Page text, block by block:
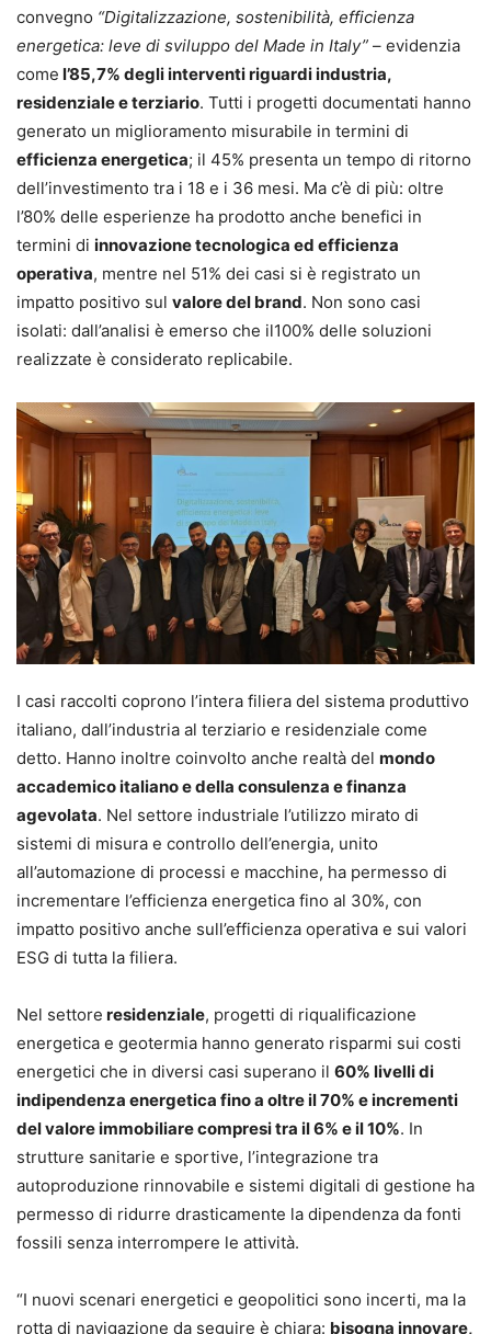
convegno “Digitalizzazione, sostenibilità, efficienza
energetica: leve di sviluppo del Made in Italy” – evidenzia
come l’85,7% degli interventi riguardi industria,
residenziale e terziario. Tutti i progetti documentati hanno
generato un miglioramento misurabile in termini di
efficienza energetica; il 45% presenta un tempo di ritorno
dell’investimento tra i 18 e i 36 mesi. Ma c’è di più: oltre
l’80% delle esperienze ha prodotto anche benefici in
termini di innovazione tecnologica ed efficienza
operativa, mentre nel 51% dei casi si è registrato un
impatto positivo sul valore del brand. Non sono casi
isolati: dall’analisi è emerso che il100% delle soluzioni
realizzate è considerato replicabile.
I casi raccolti coprono l’intera filiera del sistema produttivo
italiano, dall’industria al terziario e residenziale come
detto. Hanno inoltre coinvolto anche realtà del mondo
accademico italiano e della consulenza e finanza
agevolata. Nel settore industriale l’utilizzo mirato di
sistemi di misura e controllo dell’energia, unito
all’automazione di processi e macchine, ha permesso di
incrementare l’efficienza energetica fino al 30%, con
impatto positivo anche sull’efficienza operativa e sui valori
ESG di tutta la filiera.
Nel settore residenziale, progetti di riqualificazione
energetica e geotermia hanno generato risparmi sui costi
energetici che in diversi casi superano il 60% livelli di
indipendenza energetica fino a oltre il 70% e incrementi
del valore immobiliare compresi tra il 6% e il 10%. In
strutture sanitarie e sportive, l’integrazione tra
autoproduzione rinnovabile e sistemi digitali di gestione ha
permesso di ridurre drasticamente la dipendenza da fonti
fossili senza interrompere le attività.
“I nuovi scenari energetici e geopolitici sono incerti, ma la
rotta di navigazione da seguire è chiara: bisogna innovare,